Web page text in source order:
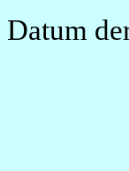
Datum